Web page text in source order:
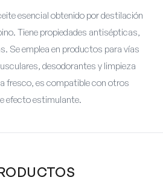
esencial obtenido por destilación
Tiene propiedades antisépticas,
Se emplea en productos para vías
desodorantes y limpieza
fresco, es compatible con otros
efecto estimulante.